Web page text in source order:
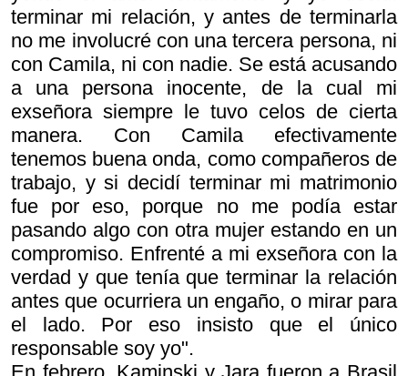
terminar mi relación, y antes de terminarla
no me involucré con una tercera persona, ni
con Camila, ni con nadie. Se está acusando
a una persona inocente, de la cual mi
exseñora siempre le tuvo celos de cierta
manera. Con Camila efectivamente
tenemos buena onda, como compañeros de
trabajo, y si decidí terminar mi matrimonio
fue por eso, porque no me podía estar
pasando algo con otra mujer estando en un
compromiso. Enfrenté a mi exseñora con la
verdad y que tenía que terminar la relación
antes que ocurriera un engaño, o mirar para
el lado. Por eso insisto que el único
responsable soy yo".